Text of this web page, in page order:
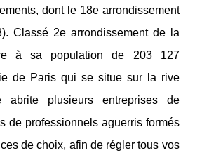
dont le 18earrondissement
Classé 2e arrondissement de la
à sa population de 203 127
de Paris qui se situe sur la rive
plusieurs entreprises de
de professionnels aguerris formés
de choix, afin de régler tous vos